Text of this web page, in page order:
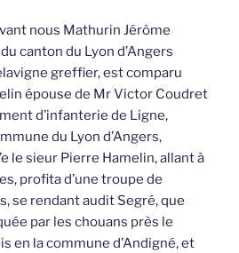
nous Mathurin Jérôme
canton du Lyon d’Angers
greffier, est comparu
épouse de Mr Victor Coudret
d’infanterie de Ligne,
du Lyon d’Angers,
le sieur Pierre Hamelin, allant à
profita d’une troupe de
se rendant audit Segré, que
par les chouans près le
en la commune d’Andigné, et